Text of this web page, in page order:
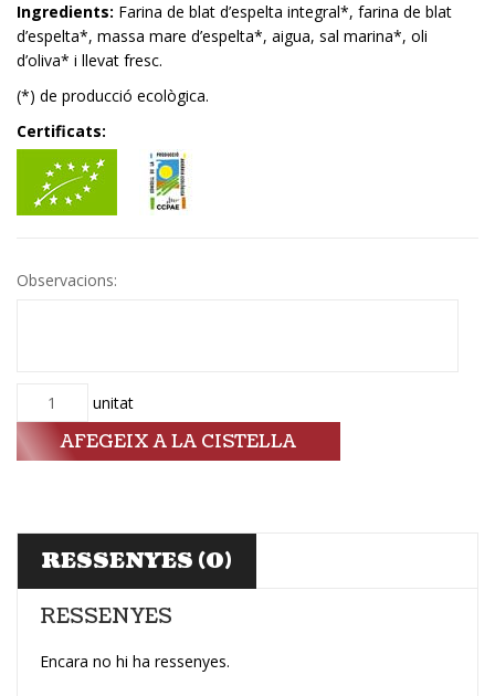
Ingredients: Farina de blat d’espelta integral*, farina de blat
d’espelta*, massa mare d’espelta*, aigua, sal marina*, oli
d’oliva* i llevat fresc.
(*) de producció ecològica.
Certificats:
Observacions:
Quantitat unitat
AFEGEIX A LA CISTELLA
RESSENYES (0)
RESSENYES
Encara no hi ha ressenyes.